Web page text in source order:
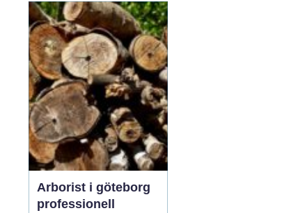
länge tar det, vad säger
detaljplanen och hur
påverkas tidsplanen? På
Gotland tillkommer
dessutom särskilda
hänsyn, som kultur...
Arborist i göteborg
professionell